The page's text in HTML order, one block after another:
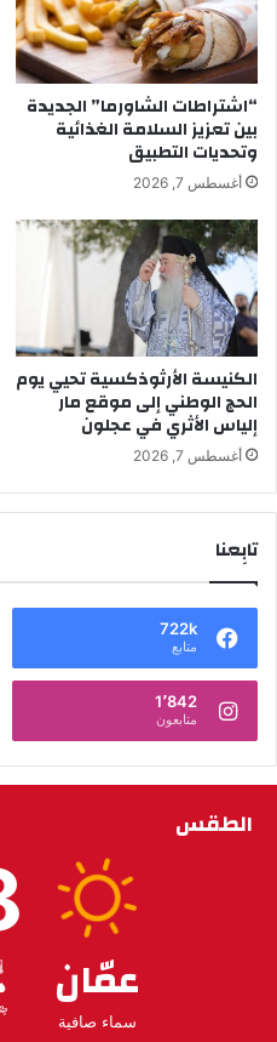
“اشتراطات الشاورما” الجديدة
بين تعزيز السلامة الغذائية
وتحديات التطبيق
أغسطس 7, 2026
الكنيسة الأرثوذكسية تحيي يوم
الحج الوطني إلى موقع مار
إلياس الأثري في عجلون
أغسطس 7, 2026
تابِعنا
722k
متابع
1٬842
متابعون
الطقس
عمّان
سماء صافية